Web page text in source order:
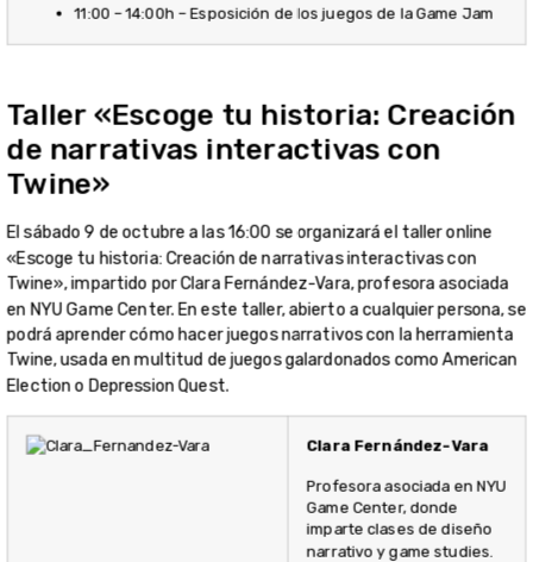
11:00 – 14:00h – Esposición de los juegos de la Game Jam
Taller «Escoge tu historia: Creación
de narrativas interactivas con
Twine»
El sábado 9 de octubre a las 16:00 se organizará el taller online
«Escoge tu historia: Creación de narrativas interactivas con
Twine», impartido por Clara Fernández-Vara, profesora asociada
en NYU Game Center. En este taller, abierto a cualquier persona, se
podrá aprender cómo hacer juegos narrativos con la herramienta
Twine, usada en multitud de juegos galardonados como American
Election o Depression Quest.
Clara Fernández-Vara
Profesora asociada en NYU
Game Center, donde
imparte clases de diseño
narrativo y game studies.